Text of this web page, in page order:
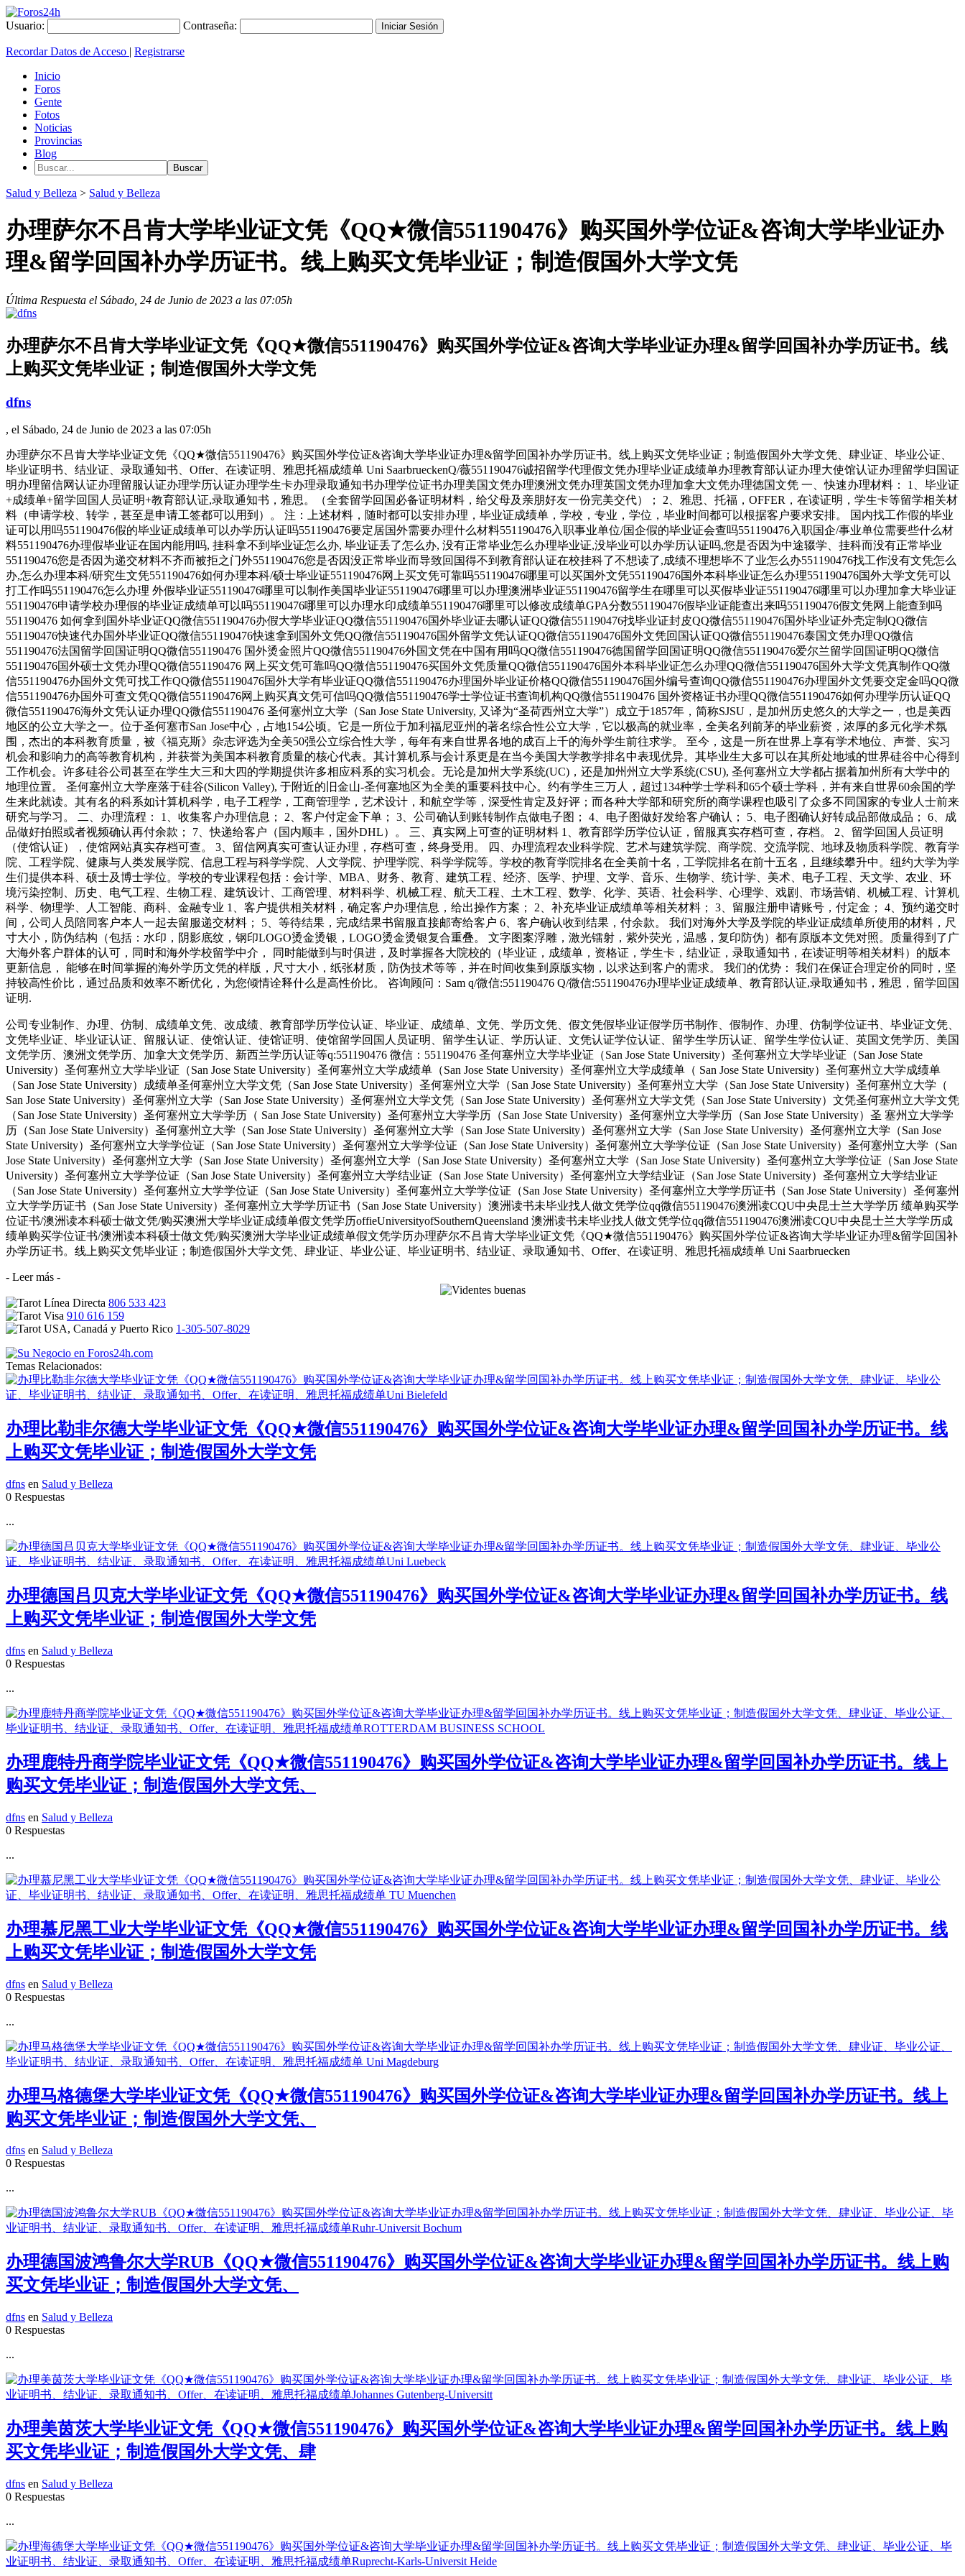
Usuario: Contraseña:
Recordar Datos de Acceso | Registrarse
Inicio
Foros
Gente
Fotos
Noticias
Provincias
Blog
Salud y Belleza > Salud y Belleza
办理萨尔不吕肯大学毕业证文凭《QQ★微信551190476》购买国外学位证&咨询大学毕业证办
理&留学回国补办学历证书。线上购买文凭毕业证；制造假国外大学文凭
Última Respuesta el Sábado, 24 de Junio de 2023 a las 07:05h
办理萨尔不吕肯大学毕业证文凭《QQ★微信551190476》购买国外学位证&咨询大学毕业证办理&留学回国补办学历证书。线
上购买文凭毕业证；制造假国外大学文凭
dfns
, el Sábado, 24 de Junio de 2023 a las 07:05h
办理萨尔不吕肯大学毕业证文凭《QQ★微信551190476》购买国外学位证&咨询大学毕业证办理&留学回国补办学历证书。线上购买文凭毕业证；制造假国外大学文凭、肆业证、毕业公证、
毕业证明书、结业证、录取通知书、Offer、在读证明、雅思托福成绩单 Uni SaarbrueckenQ/薇551190476诚招留学代理假文凭办理毕业证成绩单办理教育部认证办理大使馆认证办理留学归国证
明办理留信网认证办理留服认证办理学历认证办理学生卡办理录取通知书办理学位证书办理美国文凭办理澳洲文凭办理英国文凭办理加拿大文凭办理德国文凭 一、快速办理材料： 1、毕业证
+成绩单+留学回国人员证明+教育部认证,录取通知书，雅思。（全套留学回国必备证明材料，给父母及亲朋好友一份完美交代）； 2、雅思、托福，OFFER，在读证明，学生卡等留学相关材
料（申请学校、转学，甚至是申请工签都可以用到）。 注：上述材料，随时都可以安排办理，毕业证成绩单，学校，专业，学位，毕业时间都可以根据客户要求安排。 国内找工作假的毕业
证可以用吗551190476假的毕业证成绩单可以办学历认证吗551190476要定居国外需要办理什么材料551190476入职事业单位/国企假的毕业证会查吗551190476入职国企/事业单位需要些什么材
料551190476办理假毕业证在国内能用吗, 挂科拿不到毕业证怎么办, 毕业证丢了怎么办, 没有正常毕业怎么办理毕业证,没毕业可以办学历认证吗,您是否因为中途辍学、挂科而没有正常毕业
551190476您是否因为递交材料不齐而被拒之门外551190476您是否因没正常毕业而导致回国得不到教育部认证在校挂科了不想读了,成绩不理想毕不了业怎么办551190476找工作没有文凭怎么
办,怎么办理本科/研究生文凭551190476如何办理本科/硕士毕业证551190476网上买文凭可靠吗551190476哪里可以买国外文凭551190476国外本科毕业证怎么办理551190476国外大学文凭可以
打工作吗551190476怎么办理 外假毕业证551190476哪里可以制作美国毕业证551190476哪里可以办理澳洲毕业证551190476留学生在哪里可以买假毕业证551190476哪里可以办理加拿大毕业证
551190476申请学校办理假的毕业证成绩单可以吗551190476哪里可以办理水印成绩单551190476哪里可以修改成绩单GPA分数551190476假毕业证能查出来吗551190476假文凭网上能查到吗
551190476 如何拿到国外毕业证QQ微信551190476办假大学毕业证QQ微信551190476国外毕业证去哪认证QQ微信551190476找毕业证封皮QQ微信551190476国外毕业证外壳定制QQ微信
551190476快速代办国外毕业证QQ微信551190476快速拿到国外文凭QQ微信551190476国外留学文凭认证QQ微信551190476国外文凭回国认证QQ微信551190476泰国文凭办理QQ微信
551190476法国留学回国证明QQ微信551190476 国外烫金照片QQ微信551190476外国文凭在中国有用吗QQ微信551190476德国留学回国证明QQ微信551190476爱尔兰留学回国证明QQ微信
551190476国外硕士文凭办理QQ微信551190476 网上买文凭可靠吗QQ微信551190476买国外文凭质量QQ微信551190476国外本科毕业证怎么办理QQ微信551190476国外大学文凭真制作QQ微
信551190476办国外文凭可找工作QQ微信551190476国外大学有毕业证QQ微信551190476办理国外毕业证价格QQ微信551190476国外编号查询QQ微信551190476办理国外文凭要交定金吗QQ微
信551190476办国外可查文凭QQ微信551190476网上购买真文凭可信吗QQ微信551190476学士学位证书查询机构QQ微信551190476 国外资格证书办理QQ微信551190476如何办理学历认证QQ
微信551190476海外文凭认证办理QQ微信551190476 圣何塞州立大学（San Jose State University, 又译为“圣荷西州立大学”）成立于1857年，简称SJSU，是加州历史悠久的大学之一，也是美西
地区的公立大学之一。位于圣何塞市San Jose中心，占地154公顷。它是一所位于加利福尼亚州的著名综合性公立大学，它以极高的就业率，全美名列前茅的毕业薪资，浓厚的多元化学术氛
围，杰出的本科教育质量，被《福克斯》杂志评选为全美50强公立综合性大学，每年有来自世界各地的成百上千的海外学生前往求学。 至今，这是一所在世界上享有学术地位、声誉、实习
机会和影响力的高等教育机构，并获誉为美国本科教育质量的核心代表。其计算机系与会计系更是在当今美国大学教学排名中表现优异。其毕业生大多可以在其所处地域的世界硅谷中心得到
工作机会。许多硅谷公司甚至在学生大三和大四的学期提供许多相应科系的实习机会。无论是加州大学系统(UC)，还是加州州立大学系统(CSU), 圣何塞州立大学都占据着加州所有大学中的
地理位置。 圣何塞州立大学座落于硅谷(Silicon Valley), 于附近的旧金山-圣何塞地区为全美的重要科技中心。约有学生三万人，超过134种学士学科和65个硕士学科，并有来自世界60余国的学
生来此就读。其有名的科系如计算机科学，电子工程学，工商管理学，艺术设计，和航空学等，深受性肯定及好评；而各种大学部和研究所的商学课程也吸引了众多不同国家的专业人士前来
研究与学习。 二、办理流程： 1、收集客户办理信息； 2、客户付定金下单； 3、公司确认到账转制作点做电子图； 4、电子图做好发给客户确认； 5、电子图确认好转成品部做成品； 6、成
品做好拍照或者视频确认再付余款； 7、快递给客户（国内顺丰，国外DHL）。 三、真实网上可查的证明材料 1、教育部学历学位认证，留服真实存档可查，存档。 2、留学回国人员证明
（使馆认证），使馆网站真实存档可查。 3、留信网真实可查认证办理，存档可查，终身受用。 四、办理流程农业科学院、艺术与建筑学院、商学院、交流学院、地球及物质科学院、教育学
院、工程学院、健康与人类发展学院、信息工程与科学学院、人文学院、护理学院、科学学院等。学校的教育学院排名在全美前十名，工学院排名在前十五名，且继续攀升中。纽约大学为学
生们提供本科、硕士及博士学位。学校的专业课程包括：会计学、MBA、财务、教育、建筑工程、经济、医学、护理、文学、音乐、生物学、统计学、美术、电子工程、天文学、农业、环
境污染控制、历史、电气工程、生物工程、建筑设计、工商管理、材料科学、机械工程、航天工程、土木工程、数学、化学、英语、社会科学、心理学、戏剧、市场营销、机械工程、计算机
科学、物理学、人工智能、商科、金融专业 1、客户提供相关材料，确定客户办理信息，给出操作方案； 2、补充毕业证成绩单等相关材料； 3、留服注册申请账号，付定金； 4、预约递交时
间，公司人员陪同客户本人一起去留服递交材料； 5、等待结果，完成结果书留服直接邮寄给客户 6、客户确认收到结果，付余款。 我们对海外大学及学院的毕业证成绩单所使用的材料，尺
寸大小，防伪结构（包括：水印，阴影底纹，钢印LOGO烫金烫银，LOGO烫金烫银复合重叠。 文字图案浮雕，激光镭射，紫外荧光，温感，复印防伪）都有原版本文凭对照。质量得到了广
大海外客户群体的认可，同时和海外学校留学中介， 同时能做到与时俱进，及时掌握各大院校的（毕业证，成绩单，资格证，学生卡，结业证，录取通知书，在读证明等相关材料）的版本
更新信息， 能够在时间掌握的海外学历文凭的样版，尺寸大小，纸张材质，防伪技术等等，并在时间收集到原版实物，以求达到客户的需求。 我们的优势： 我们在保证合理定价的同时，坚
持较高性价比，通过品质和效率不断优化，为您倾情诠释什么是高性价比。 咨询顾问：Sam q/微信:551190476 Q/微信:551190476办理毕业证成绩单、教育部认证,录取通知书，雅思，留学回国
证明.
公司专业制作、办理、仿制、成绩单文凭、改成绩、教育部学历学位认证、毕业证、成绩单、文凭、学历文凭、假文凭假毕业证假学历书制作、假制作、办理、仿制学位证书、毕业证文凭、
文凭毕业证、毕业证认证、留服认证、使馆认证、使馆证明、使馆留学回国人员证明、留学生认证、学历认证、文凭认证学位认证、留学生学历认证、留学生学位认证、英国文凭学历、美国
文凭学历、澳洲文凭学历、加拿大文凭学历、新西兰学历认证等q:551190476 微信：551190476 圣何塞州立大学毕业证（San Jose State University）圣何塞州立大学毕业证（San Jose State
University）圣何塞州立大学毕业证（San Jose State University）圣何塞州立大学成绩单（San Jose State University）圣何塞州立大学成绩单（ San Jose State University）圣何塞州立大学成绩单
（San Jose State University）成绩单圣何塞州立大学文凭（San Jose State University）圣何塞州立大学（San Jose State University）圣何塞州立大学（San Jose State University）圣何塞州立大学（
San Jose State University）圣何塞州立大学（San Jose State University）圣何塞州立大学文凭（San Jose State University）圣何塞州立大学文凭（San Jose State University）文凭圣何塞州立大学文凭
（San Jose State University）圣何塞州立大学学历（ San Jose State University）圣何塞州立大学学历（San Jose State University）圣何塞州立大学学历（San Jose State University）圣 塞州立大学学
历（San Jose State University）圣何塞州立大学（San Jose State University）圣何塞州立大学（San Jose State University）圣何塞州立大学（San Jose State University）圣何塞州立大学（San Jose
State University）圣何塞州立大学学位证（San Jose State University）圣何塞州立大学学位证（San Jose State University）圣何塞州立大学学位证（San Jose State University）圣何塞州立大学（San
Jose State University）圣何塞州立大学（San Jose State University）圣何塞州立大学（San Jose State University）圣何塞州立大学（San Jose State University）圣何塞州立大学学位证（San Jose State
University）圣何塞州立大学学位证（San Jose State University）圣何塞州立大学结业证（San Jose State University）圣何塞州立大学结业证（San Jose State University）圣何塞州立大学结业证
（San Jose State University）圣何塞州立大学学位证（San Jose State University）圣何塞州立大学学位证（San Jose State University）圣何塞州立大学学历证书（San Jose State University）圣何塞州
立大学学历证书（San Jose State University）圣何塞州立大学学历证书（San Jose State University）澳洲读书未毕业找人做文凭学位qq微信551190476澳洲读CQU中央昆士兰大学学历 绩单购买学
位证书/澳洲读本科硕士做文凭/购买澳洲大学毕业证成绩单假文凭学历offieUniversityofSouthernQueensland 澳洲读书未毕业找人做文凭学位qq微信551190476澳洲读CQU中央昆士兰大学学历成
绩单购买学位证书/澳洲读本科硕士做文凭/购买澳洲大学毕业证成绩单假文凭学历办理萨尔不吕肯大学毕业证文凭《QQ★微信551190476》购买国外学位证&咨询大学毕业证办理&留学回国补
办学历证书。线上购买文凭毕业证；制造假国外大学文凭、肆业证、毕业公证、毕业证明书、结业证、录取通知书、Offer、在读证明、雅思托福成绩单 Uni Saarbruecken
- Leer más -
806 533 423
910 616 159
1-305-507-8029
Temas Relacionados:
办理比勒非尔德大学毕业证文凭《QQ★微信551190476》购买国外学位证&咨询大学毕业证办理&留学回国补办学历证书。线
上购买文凭毕业证；制造假国外大学文凭
dfns en Salud y Belleza
0 Respuestas
...
办理德国吕贝克大学毕业证文凭《QQ★微信551190476》购买国外学位证&咨询大学毕业证办理&留学回国补办学历证书。线
上购买文凭毕业证；制造假国外大学文凭
dfns en Salud y Belleza
0 Respuestas
...
办理鹿特丹商学院毕业证文凭《QQ★微信551190476》购买国外学位证&咨询大学毕业证办理&留学回国补办学历证书。线上
购买文凭毕业证；制造假国外大学文凭、
dfns en Salud y Belleza
0 Respuestas
...
办理慕尼黑工业大学毕业证文凭《QQ★微信551190476》购买国外学位证&咨询大学毕业证办理&留学回国补办学历证书。线
上购买文凭毕业证；制造假国外大学文凭
dfns en Salud y Belleza
0 Respuestas
...
办理马格德堡大学毕业证文凭《QQ★微信551190476》购买国外学位证&咨询大学毕业证办理&留学回国补办学历证书。线上
购买文凭毕业证；制造假国外大学文凭、
dfns en Salud y Belleza
0 Respuestas
...
办理德国波鸿鲁尔大学RUB《QQ★微信551190476》购买国外学位证&咨询大学毕业证办理&留学回国补办学历证书。线上购
买文凭毕业证；制造假国外大学文凭、
dfns en Salud y Belleza
0 Respuestas
...
办理美茵茨大学毕业证文凭《QQ★微信551190476》购买国外学位证&咨询大学毕业证办理&留学回国补办学历证书。线上购
买文凭毕业证；制造假国外大学文凭、肆
dfns en Salud y Belleza
0 Respuestas
...